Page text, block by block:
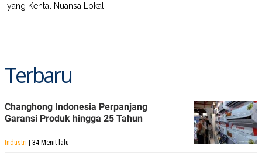
yang Kental Nuansa Lokal
Terbaru
Changhong Indonesia Perpanjang
Garansi Produk hingga 25 Tahun
Industri | 34 Menit lalu